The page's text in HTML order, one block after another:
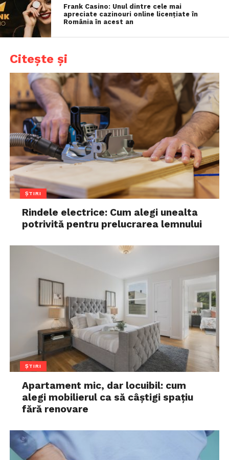
Frank Casino: Unul dintre cele mai
apreciate cazinouri online licențiate în
România în acest an
Citește și
ȘTIRI
Rindele electrice: Cum alegi unealta
potrivită pentru prelucrarea lemnului
ȘTIRI
Apartament mic, dar locuibil: cum
alegi mobilierul ca să câștigi spațiu
fără renovare